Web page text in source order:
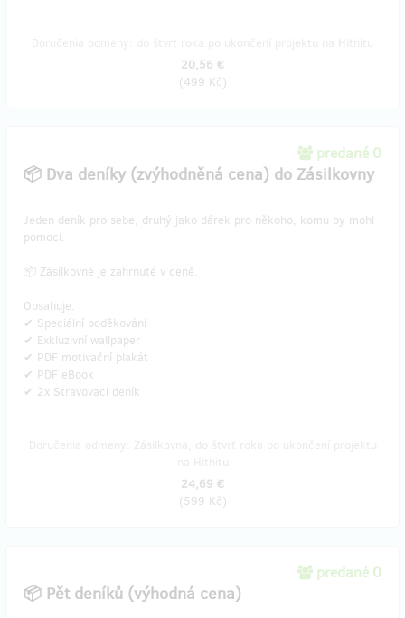
20,56 €
(499 Kč)
predané 0
📦 Dva deníky (zvýhodněná cena) do Zásilkovny
Jeden deník pro sebe, druhý jako dárek pro někoho, komu by mohl
pomoci.
📦 Zásilkovné je zahrnuté v ceně.
Obsahuje:
✔ Speciální poděkování
✔ Exkluzivní wallpaper
✔ PDF motivační plakát
✔ PDF eBook
✔ 2x Stravovací deník
24,69 €
(599 Kč)
predané 0
📦 Pět deníků (výhodná cena)